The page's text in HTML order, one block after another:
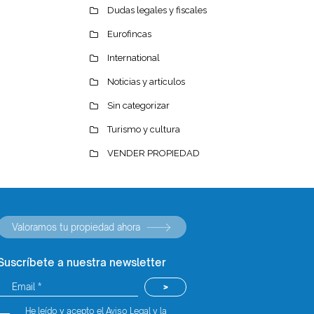
Dudas legales y fiscales
Eurofincas
International
Noticias y artículos
Sin categorizar
Turismo y cultura
VENDER PROPIEDAD
Valoramos tu propiedad ahora
a nuestra newsletter
>
He leído y acepto el Aviso Legal y la